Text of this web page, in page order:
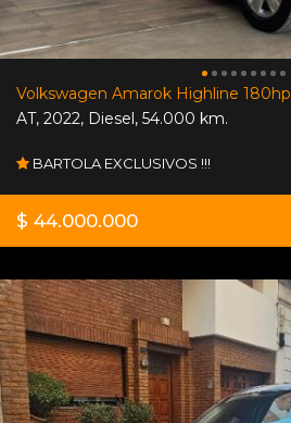
Volkswagen Amarok Highline 180hp
AT, 2022, Diesel, 54.000 km.
BARTOLA EXCLUSIVOS !!!
$ 44.000.000